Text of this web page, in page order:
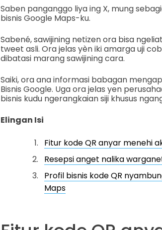
Saben panganggo liya ing X, mung
bisnis Google Maps-ku.
Sabené, sawijining netizen ora bisa
tweet asli. Ora jelas yèn iki amarga uji
dibatasi marang sawijining cara.
Saiki, ora ana informasi babagan
Bisnis Google. Uga ora jelas yen
bisnis kudu ngerangkaian siji khusus
Elingan Isi
Fitur kode QR anyar menehi
Resepsi anget nalika
Profil bisnis kode QR
Maps